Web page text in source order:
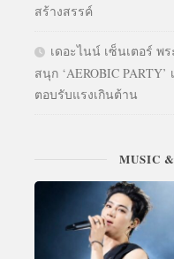
สร้างสรรค์
เดอะไนน์ เซ็นเตอร์ พ
สนุก ‘AEROBIC
ตอบรับแรงเกินต้าน
MUSIC